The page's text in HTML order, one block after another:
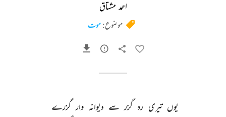
احمد مشتاق
موضوع:موت
یوں تیری رہ گزر سے دیوانہ وار گزرے